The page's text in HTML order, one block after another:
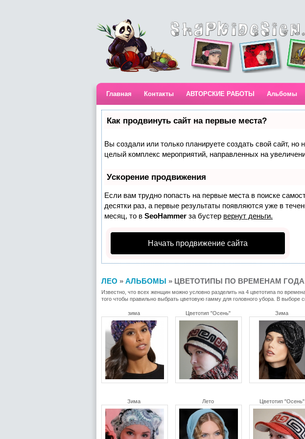
Главная Контакты АВТОРСКИЕ РАБОТЫ Альбомы
Как продвинуть сайт на первые места?
Вы создали или только планируете создать свой сайт, но
целый комплекс мероприятий, направленных на
Ускорение продвижения
Если вам трудно попасть на первые места в поиске
десятки раз, а первые результаты появляются уже в
месяц, то в SeoHammer за бустер вернут деньги.
Начать продвижение сайта
ЛЕО » АЛЬБОМЫ » ЦВЕТОТИПЫ ПО ВРЕМЕНАМ
Известно, что всех женщин можно условно разделить на 4 цветотипа по
того чтобы правильно выбрать цветовую гамму для головного убора. В выборе
зима Цветотип "Осень" Зима
Зима Лето Цветотип "Осень"